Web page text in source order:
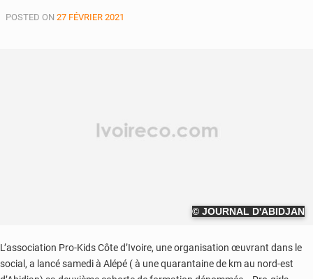
POSTED ON 27 FÉVRIER 2021
© JOURNAL D'ABIDJAN
L’association Pro-Kids Côte d’Ivoire, une organisation œuvrant dans le
social, a lancé samedi à Alépé ( à une quarantaine de km au nord-est